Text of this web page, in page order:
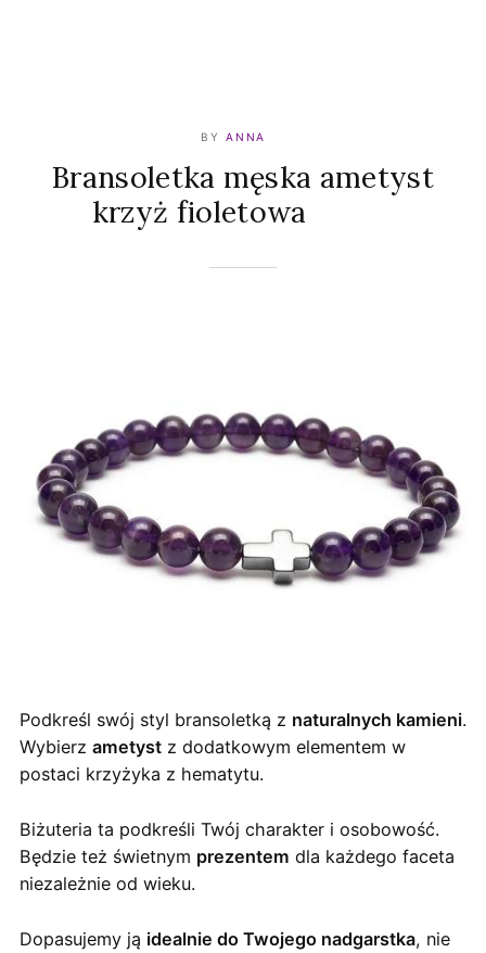
BY ANNA
Bransoletka męska ametyst
krzyż fioletowa
Podkreśl swój styl bransoletką z naturalnych kamieni.
Wybierz ametystz dodatkowym elementem w
postaci krzyżyka z hematytu.
Biżuteria ta podkreśli Twój charakter i osobowość.
Będzie też świetnym prezentem dla każdego faceta
niezależnie od wieku.
Dopasujemy ją idealnie do Twojego nadgarstka, nie